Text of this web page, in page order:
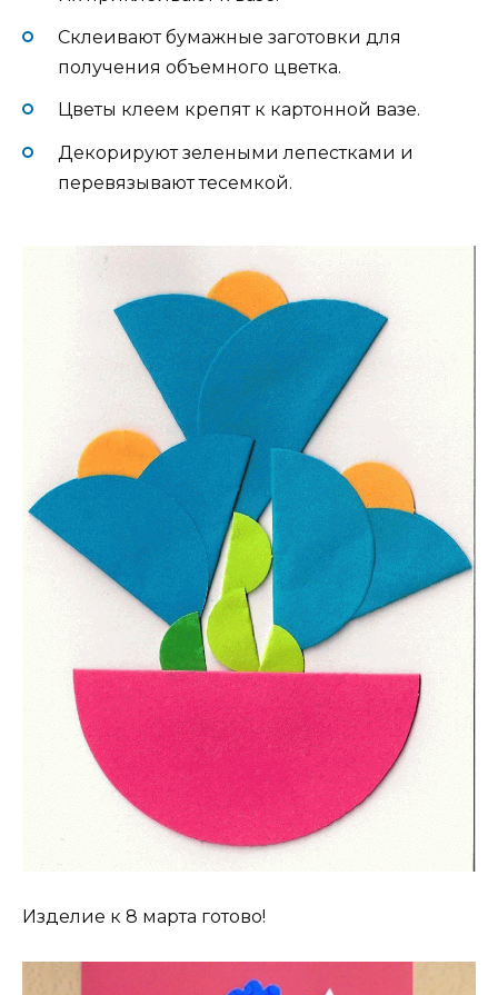
Склеивают бумажные заготовки для
получения объемного цветка.
Цветы клеем крепят к картонной вазе.
Декорируют зелеными лепестками и
перевязывают тесемкой.
Изделие к 8 марта готово!